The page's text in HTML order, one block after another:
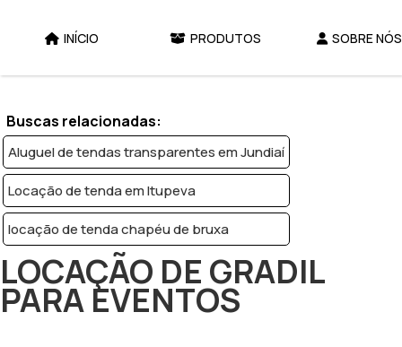
INÍCIO PRODUTOS SOBRE NÓS
Buscas relacionadas:
Aluguel de tendas transparentes em Jundiaí
Locação de tenda em Itupeva
locação de tenda chapéu de bruxa
LOCAÇÃO DE GRADIL
PARA EVENTOS